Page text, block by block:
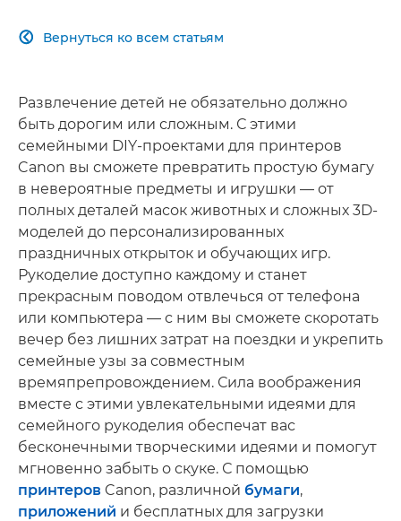
Вернуться ко всем статьям

Развлечение детей не обязательно должно
быть дорогим или сложным. С этими
семейными DIY-проектами для принтеров
Canon вы сможете превратить простую бумагу
в невероятные предметы и игрушки — от
полных деталей масок животных и сложных 3D-
моделей до персонализированных
праздничных открыток и обучающих игр.
Рукоделие доступно каждому и станет
прекрасным поводом отвлечься от телефона
или компьютера — с ним вы сможете скоротать
вечер без лишних затрат на поездки и укрепить
семейные узы за совместным
времяпрепровождением. Сила воображения
вместе с этими увлекательными идеями для
семейного рукоделия обеспечат вас
бесконечными творческими идеями и помогут
мгновенно забыть о скуке. С помощью
принтеров Canon, различной бумаги,
приложений и бесплатных для загрузки